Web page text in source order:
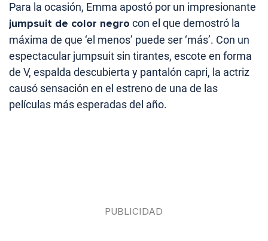
Para la ocasión, Emma apostó por un impresionante
jumpsuit de color negro con el que demostró la
máxima de que ‘el menos’ puede ser ‘más’. Con un
espectacular jumpsuit sin tirantes, escote en forma
de V, espalda descubierta y pantalón capri, la actriz
causó sensación en el estreno de una de las
películas más esperadas del año.